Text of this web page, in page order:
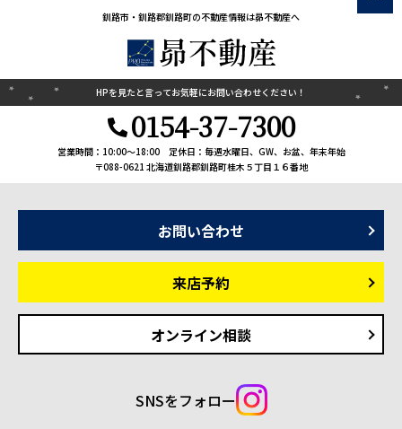
釧路市・釧路郡釧路町の不動産情報は昴不動産へ
HPを見たと言ってお気軽にお問い合わせください！
0154-37-7300
営業時間：10:00〜18:00
定休日：毎週水曜日、GW、お盆、年末年始
〒088-0621 北海道釧路郡釧路町桂木５丁目１６番地
お問い合わせ
来店予約
オンライン相談
SNSをフォロー